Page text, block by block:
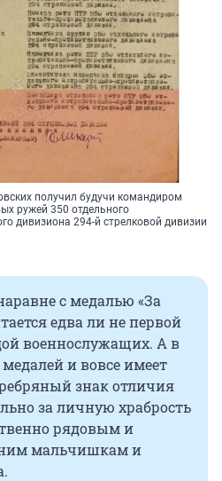
получил будучи командиром
ружей 350 отдельного
дивизиона 294-й стрелковой дивизии
с медалью «За
едва ли не первой
военнослужащих. А в
и вовсе имеет
знак отличия
за личную храбрость
рядовым и
мальчишкам и